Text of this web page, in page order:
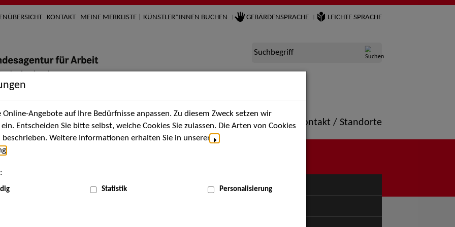
KONTAKT MEINE MERKLISTE | KÜNSTLER*INNEN BUCHEN GEBÄRDENSPRACHE LEICHTE SPRACHE
Suchbegriff
Künstler*innen Über uns Aktuelles Termine Portfolio Kontakt / Standorte
MENÜ
Angebote auf Ihre Bedürfnisse anpassen. Zu diesem Zweck setzen wir
Entscheiden Sie bitte selbst, welche Cookies Sie zulassen. Die Arten von Cookies
Weitere Informationen erhalten Sie in unserer
Statistik Personalisierung